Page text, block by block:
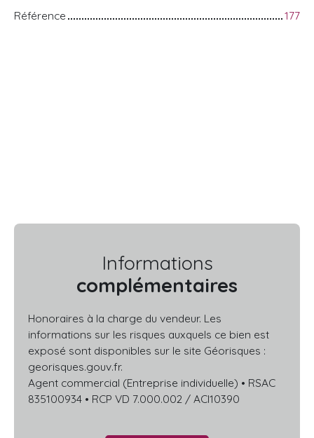
Référence
177
Informations
complémentaires
Honoraires à la charge du vendeur. Les
informations sur les risques auxquels ce bien est
exposé sont disponibles sur le site Géorisques :
georisques.gouv.fr.
Agent commercial (Entreprise individuelle) • RSAC
835100934 • RCP VD 7.000.002 / ACI10390